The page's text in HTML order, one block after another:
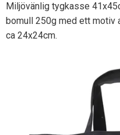
Miljövänlig tygkasse
bomull 250g med ett motiv
ca 24x24cm.